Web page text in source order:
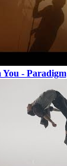
- Paradigm